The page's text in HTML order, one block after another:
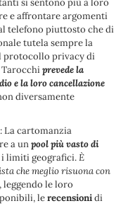
e affrontare argomenti
telefono piuttosto che di
tutela sempre la
protocollo privacy di
prevede la
e la loro cancellazione
diversamente
: La cartomanzia
a unpool più vasto di
i limiti geografici.È
che meglio risuona con
leggendo le loro
lerecensionidi